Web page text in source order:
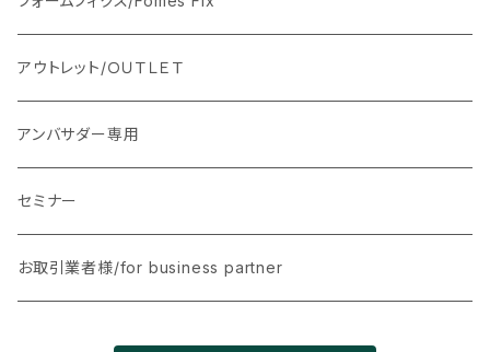
エクストラロングスティレット フルハンド用セット50枚
ストーンベース
アウトレット/ＯＵＴＬＥＴ
アンバサダー専用
セミナー
お取引業者様/for business partner